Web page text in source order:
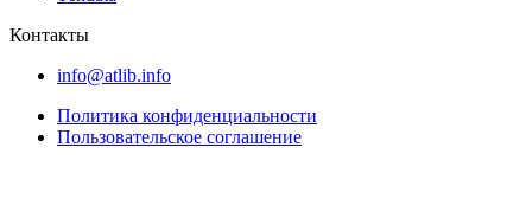
Контакты
info@atlib.info
Политика конфиденциальности
Пользовательское соглашение